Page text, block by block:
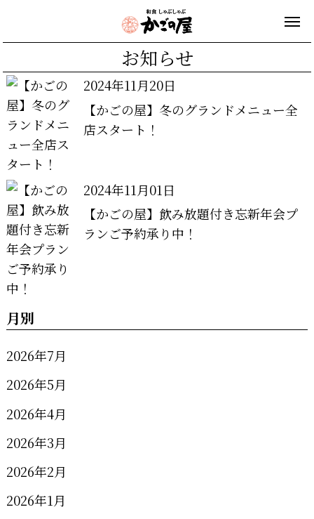
お知らせ
2024年11月20日
【かごの屋】冬のグランドメニュー全
店スタート！
2024年11月01日
【かごの屋】飲み放題付き忘新年会プ
ランご予約承り中！
月別
2026年7月
2026年5月
2026年4月
2026年3月
2026年2月
2026年1月